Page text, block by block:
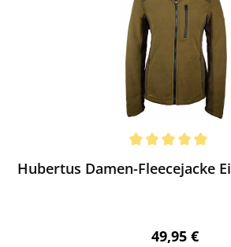
Hubertus Damen-Fleecejacke
Regulärer
49,95 €